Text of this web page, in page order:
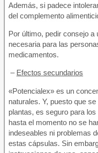
Además, si padece
del complemento
Por último, pedir consejo
necesaria para las
medicamentos.
– Efectos secundarios
«Potencialex» es un
naturales. Y, puesto que
plantas, es seguro para
hasta el momento no se
indeseables ni problemas
estas cápsulas. Sin